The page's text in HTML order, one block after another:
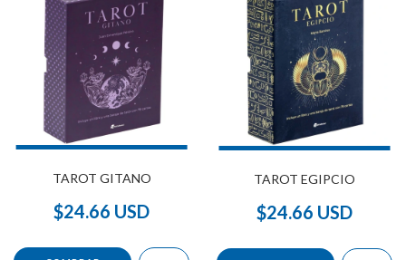
TAROT GITANO
$24.66 USD
TAROT EGIPCIO
$24.66 USD